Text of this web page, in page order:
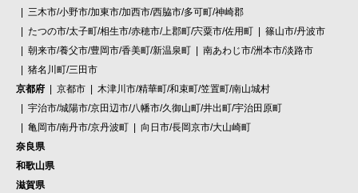
三木市/小野市/加東市/加西市/西脇市/多可町/神崎郡
たつの市/太子町/相生市/赤穂市/上郡町/宍粟市/佐用町
篠山市/丹波市
朝来市/養父市/豊岡市/香美町/新温泉町
南あわじ市/洲本市/淡路市
猪名川町/三田市
京都府
京都市
木津川市/精華町/和束町/笠置町/南山城村
宇治市/城陽市/京田辺市/八幡市/久御山町/井出町/宇治田原町
亀岡市/南丹市/京丹波町
向日市/長岡京市/大山崎町
奈良県
和歌山県
滋賀県